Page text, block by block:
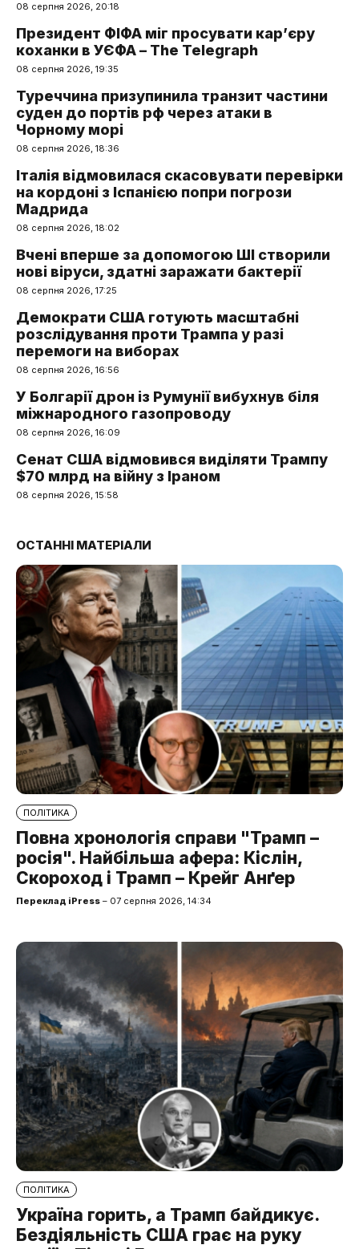
08 серпня 2026, 20:18
Президент ФІФА міг просувати кар’єру
коханки в УЄФА – The Telegraph
08 серпня 2026, 19:35
Туреччина призупинила транзит частини
суден до портів рф через атаки в
Чорному морі
08 серпня 2026, 18:36
Італія відмовилася скасовувати перевірки
на кордоні з Іспанією попри погрози
Мадрида
08 серпня 2026, 18:02
Вчені вперше за допомогою ШІ створили
нові віруси, здатні заражати бактерії
08 серпня 2026, 17:25
Демократи США готують масштабні
розслідування проти Трампа у разі
перемоги на виборах
08 серпня 2026, 16:56
У Болгарії дрон із Румунії вибухнув біля
міжнародного газопроводу
08 серпня 2026, 16:09
Сенат США відмовився виділяти Трампу
$70 млрд на війну з Іраном
08 серпня 2026, 15:58
ОСТАННІ МАТЕРІАЛИ
ПОЛІТИКА
Повна хронологія справи "Трамп –
росія". Найбільша афера: Кіслін,
Скороход і Трамп – Крейг Анґер
Переклад iPress – 07 серпня 2026, 14:34
ПОЛІТИКА
Україна горить, а Трамп байдикує.
Бездіяльність США грає на руку